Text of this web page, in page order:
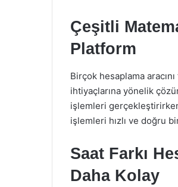
Çeşitli
Platform
Birçok hesaplama
ihtiyaçlarına yönelik
işlemleri
işlemleri hızlı ve doğru
Saat Farkı
Daha Kolay